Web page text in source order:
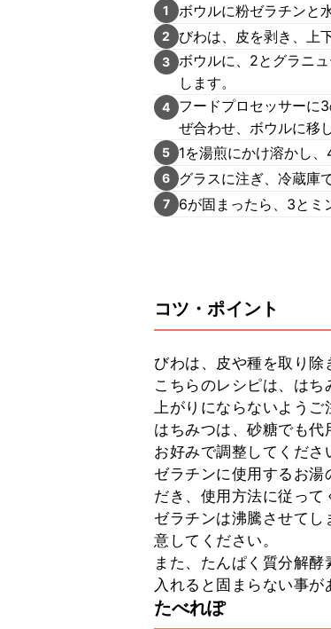
1 ボウルに粉ゼラチンと
2 びわは、皮を剥き、上
3 ボウルに、2とグラニ
します。
4
フードプロセッサーに
ぜ合わせ、ボウルに移
5 1を湯煎にかけ溶かし、
6 グラスに注ぎ、冷蔵庫
7 6が固まったら、3とミ
コツ・ポイント
びわは、皮や種を取り除
こちらのレシピは、は
上がりにならないようご
はちみつは、砂糖でも
お好みで調整してくださ
ゼラチンに使用するお
だき、使用方法に従って
ゼラチンは沸騰させて
意してください。
また、たんぱく質分解
入れると固まらない事が
たべれぽ